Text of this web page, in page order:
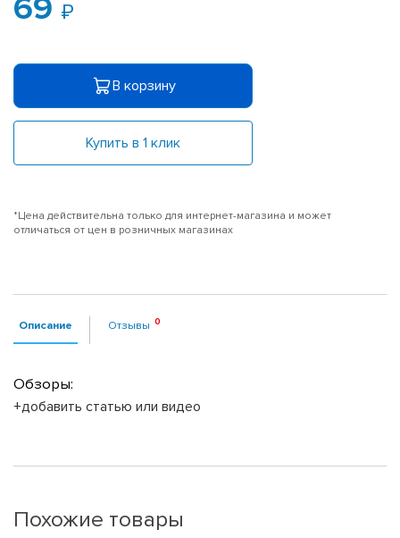
69
В корзину
Купить в 1 клик
*Цена действительна только для интернет-магазина и может
отличаться от цен в розничных магазинах
Описание Отзывы
Обзоры:
+добавить статью или видео
Похожие товары